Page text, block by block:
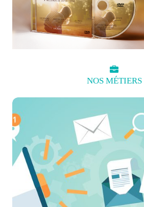
NOS MÉTIERS